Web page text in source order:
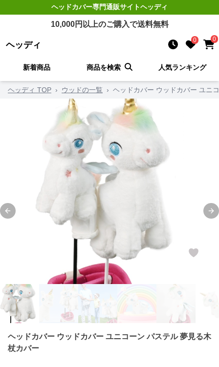
ヘッドカバー専門通販サイトヘッディ
10,000円以上のご購入で送料無料
ヘッディ 0 0
新着商品 商品を検索 人気ランキング
ヘッディ TOP › ウッドの一覧 › ヘッドカバー ウッドカバー ユニ
Previous slide
ヘッドカバー ウッドカバー ユニコーン パステル 夢見る木
杖カバー